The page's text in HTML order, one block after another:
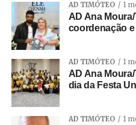
AD TIMÓTEO 1
AD Ana
coordenação
AD TIMÓTEO 1
AD Ana
dia da Festa
AD TIMÓTEO 1